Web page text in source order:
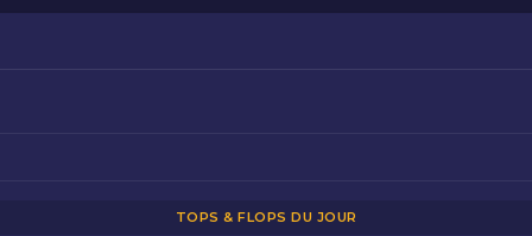
TOPS & FLOPS DU JOUR